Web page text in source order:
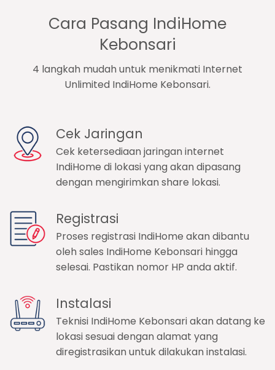
Cara Pasang IndiHome
Kebonsari
4 langkah mudah untuk menikmati Internet
Unlimited IndiHome Kebonsari.
Cek Jaringan
Cek ketersediaan jaringan internet
IndiHome di lokasi yang akan dipasang
dengan mengirimkan share lokasi.
Registrasi
Proses registrasi IndiHome akan dibantu
oleh sales IndiHome Kebonsari hingga
selesai. Pastikan nomor HP anda aktif.
Instalasi
Teknisi IndiHome Kebonsari akan datang ke
lokasi sesuai dengan alamat yang
diregistrasikan untuk dilakukan instalasi.